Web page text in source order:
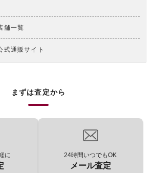
舗一覧
式通販サイト
まずは査定から
に 24時間いつでもOK
メール査定